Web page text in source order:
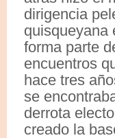
dirigencia
quisqueyana
forma parte
encuentros
hace tres
se
derrota
creado la